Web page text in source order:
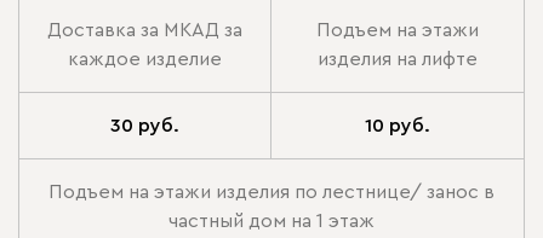
Доставка за МКАД за
каждое изделие
Подъем на этажи
изделия на лифте
30 руб. 10 руб.
Подъем на этажи изделия по лестнице/ занос в
частный дом на 1 этаж